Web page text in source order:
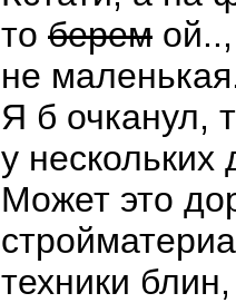
то берем
не
Я б очканул,
у нескольких
Может это
техники